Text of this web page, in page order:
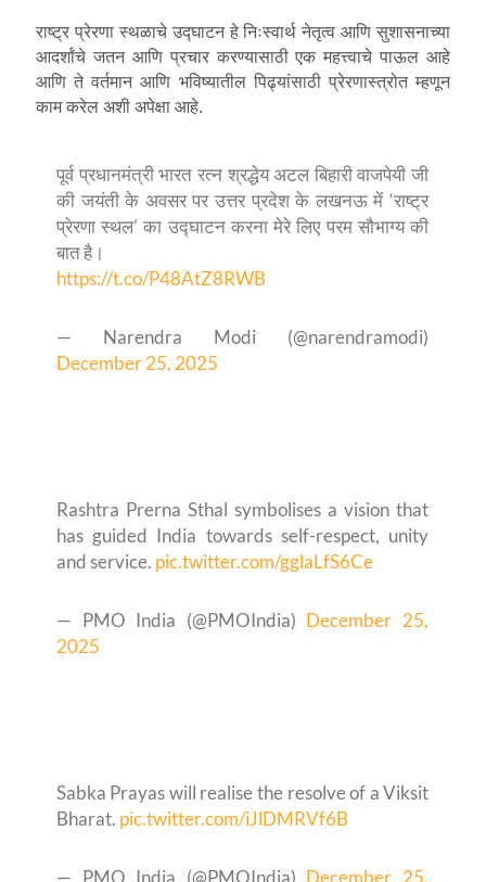
राष्ट्र प्रेरणा स्थळाचे उद्घाटन हे निःस्वार्थ नेतृत्व आणि सुशासनाच्या
आदर्शांचे जतन आणि प्रचार करण्यासाठी एक महत्त्वाचे पाऊल आहे
आणि ते वर्तमान आणि भविष्यातील पिढ्यांसाठी प्रेरणास्त्रोत म्हणून
काम करेल अशी अपेक्षा आहे.
पूर्व प्रधानमंत्री भारत रत्न श्रद्धेय अटल बिहारी वाजपेयी जी
की जयंती के अवसर पर उत्तर प्रदेश के लखनऊ में ‘राष्ट्र
प्रेरणा स्थल’ का उद्घाटन करना मेरे लिए परम सौभाग्य की
बात है।
https://t.co/P48AtZ8RWB
— Narendra Modi (@narendramodi)
December 25, 2025
Rashtra Prerna Sthal symbolises a vision that
has guided India towards self-respect, unity
and service. pic.twitter.com/gglaLfS6Ce
— PMO India (@PMOIndia) December 25,
2025
Sabka Prayas will realise the resolve of a Viksit
Bharat. pic.twitter.com/iJlDMRVf6B
— PMO India (@PMOIndia) December 25,